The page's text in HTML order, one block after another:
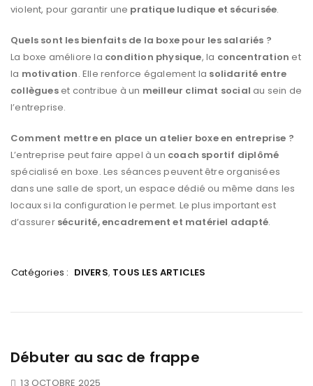
violent, pour garantir une pratique ludique et sécurisée.
Quels sont les bienfaits de la boxe pour les salariés ?
La boxe améliore la condition physique, la concentration et
la motivation. Elle renforce également la solidarité entre
collègueset contribue à un meilleur climat social au sein de
l’entreprise.
Comment mettre en place un atelier boxe en entreprise ?
L’entreprise peut faire appel à un coach sportif diplômé
spécialisé en boxe. Les séances peuvent être organisées
dans une salle de sport, un espace dédié ou même dans les
locaux si la configuration le permet. Le plus important est
d’assurer sécurité, encadrement et matériel adapté.
Catégories : DIVERS, TOUS LES ARTICLES
Débuter au sac de frappe
13 OCTOBRE 2025